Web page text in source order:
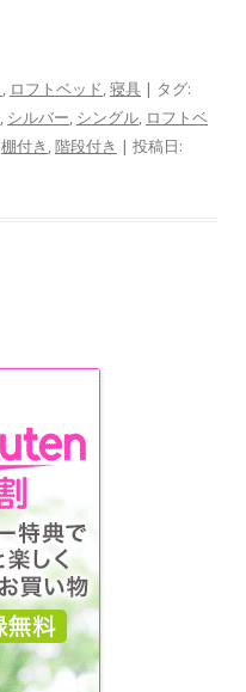
, ロフトベッド,寝具 | タグ:
, シルバー, シングル, ロフトベ
棚付き ,階段付き | 投稿日: